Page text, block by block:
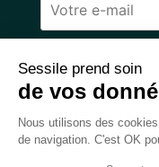
Sessile prend soin
de vos
Nous utilisons des
de navigation. C'est OK
Veuillez
ce
champ
4.4 /5 ⭐ |